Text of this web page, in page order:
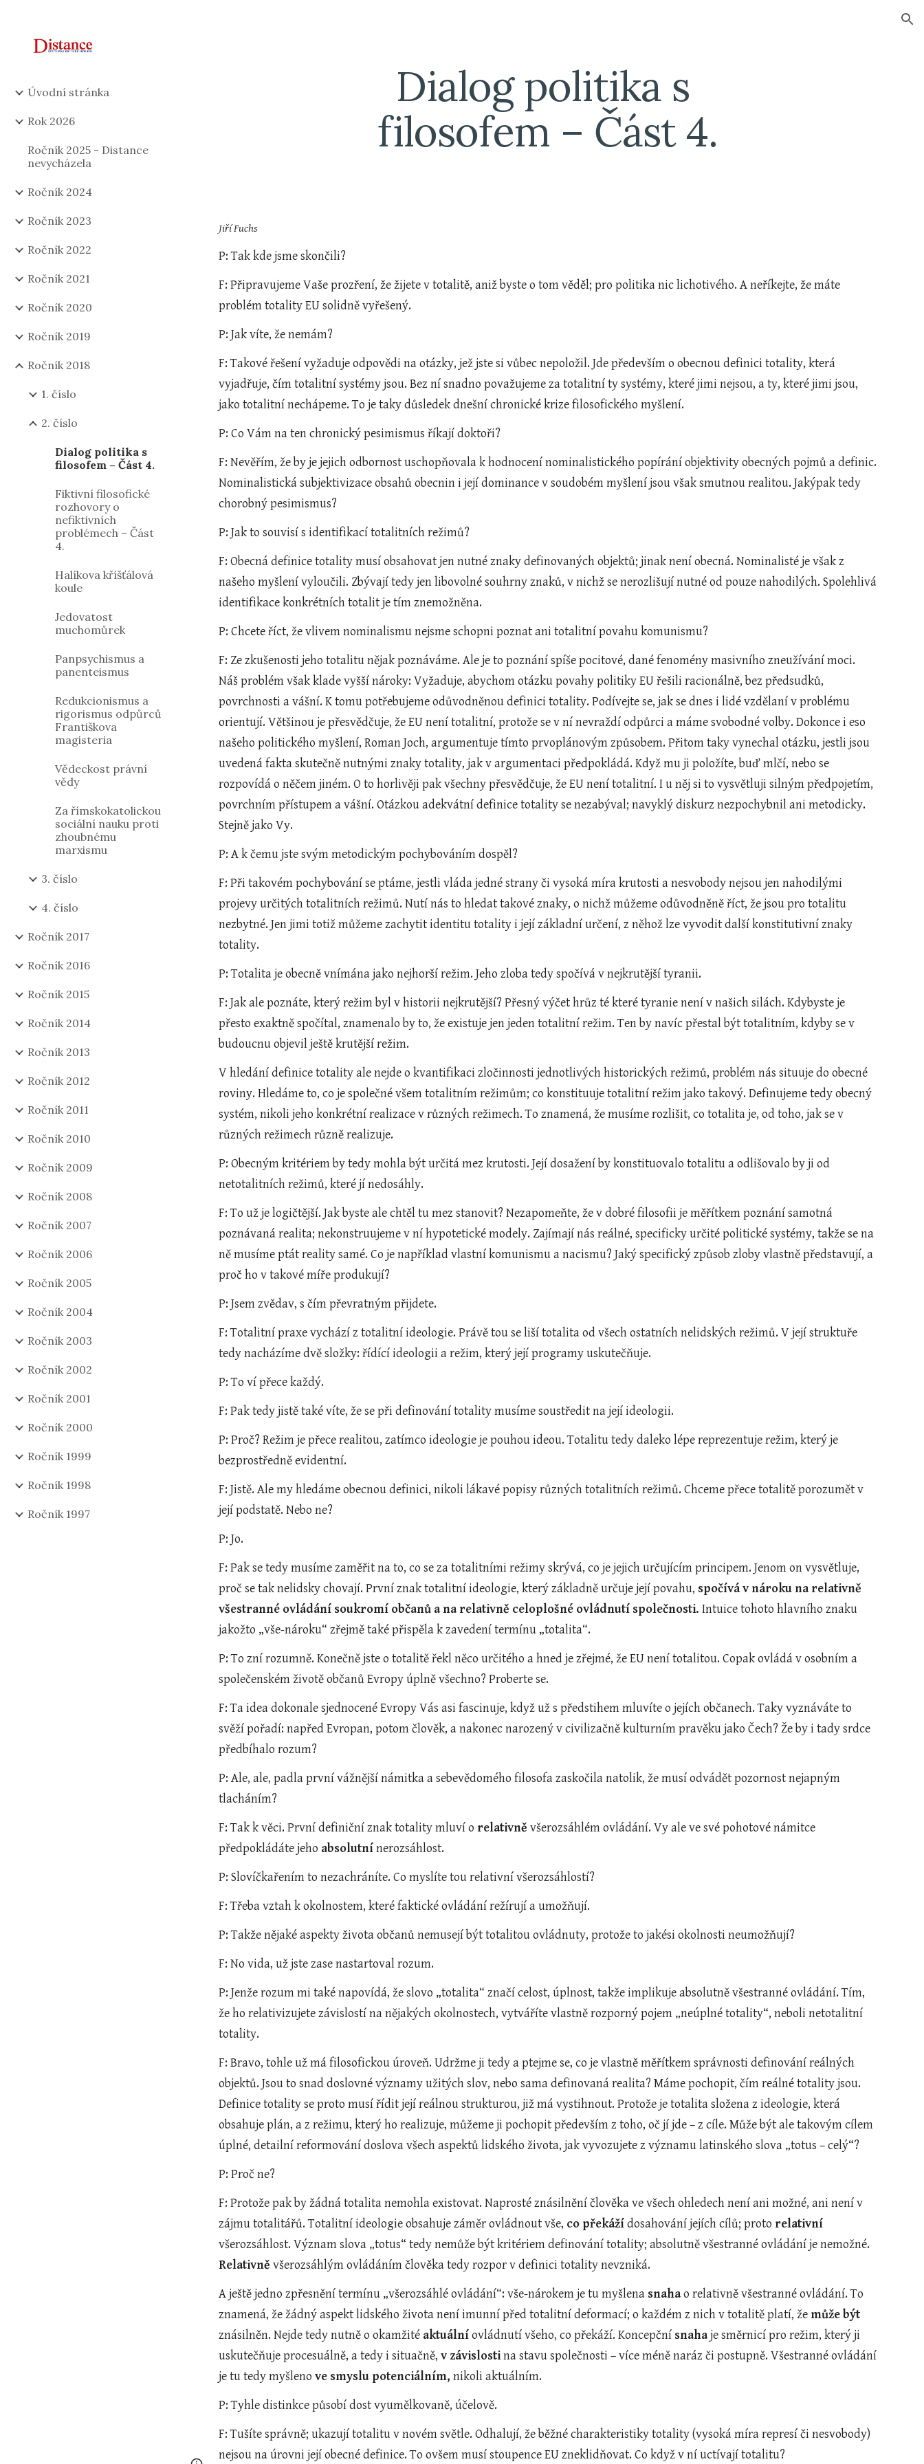
Úvodní stránka
Rok 2026
Ročník 2025 - Distance
nevycházela
Ročník 2024
Ročník 2023
Ročník 2022
Ročník 2021
Ročník 2020
Ročník 2019
Ročník 2018
1. číslo
2. číslo
Dialog politika s
filosofem – Část 4.
Fiktivní filosofické
rozhovory o
nefiktivních
problémech – Část
4.
Halíkova kříšťálová
koule
Jedovatost
muchomůrek
Panpsychismus a
panenteismus
Redukcionismus a
rigorismus odpůrců
Františkova
magisteria
Vědeckost právní
vědy
Za římskokatolickou
sociální nauku proti
zhoubnému
marxismu
3. číslo
4. číslo
Ročník 2017
Ročník 2016
Ročník 2015
Ročník 2014
Ročník 2013
Ročník 2012
Ročník 2011
Ročník 2010
Ročník 2009
Ročník 2008
Ročník 2007
Ročník 2006
Ročník 2005
Ročník 2004
Ročník 2003
Ročník 2002
Ročník 2001
Ročník 2000
Ročník 1999
Ročník 1998
Ročník 1997
Dialog politika s
filosofem – Část 4.
Jiří Fuchs
P: Tak kde jsme skončili?
F: Připravujeme Vaše prozření, že žijete v totalitě, aniž byste o tom věděl; pro politika nic lichotivého. A neříkejte, že máte
problém totality EU solidně vyřešený.
P: Jak víte, že nemám?
F: Takové řešení vyžaduje odpovědi na otázky, jež jste si vůbec nepoložil. Jde především o obecnou definici totality, která
vyjadřuje, čím totalitní systémy jsou. Bez ní snadno považujeme za totalitní ty systémy, které jimi nejsou, a ty, které jimi jsou,
jako totalitní nechápeme. To je taky důsledek dnešní chronické krize filosofického myšlení.
P: Co Vám na ten chronický pesimismus říkají doktoři?
F: Nevěřím, že by je jejich odbornost uschopňovala k hodnocení nominalistického popírání objektivity obecných pojmů a definic.
Nominalistická subjektivizace obsahů obecnin i její dominance v soudobém myšlení jsou však smutnou realitou. Jakýpak tedy
chorobný pesimismus?
P: Jak to souvisí s identifikací totalitních režimů?
F: Obecná definice totality musí obsahovat jen nutné znaky definovaných objektů; jinak není obecná. Nominalisté je však z
našeho myšlení vyloučili. Zbývají tedy jen libovolné souhrny znaků, v nichž se nerozlišují nutné od pouze nahodilých. Spolehlivá
identifikace konkrétních totalit je tím znemožněna.
P: Chcete říct, že vlivem nominalismu nejsme schopni poznat ani totalitní povahu komunismu?
F: Ze zkušenosti jeho totalitu nějak poznáváme. Ale je to poznání spíše pocitové, dané fenomény masivního zneužívání moci.
Náš problém však klade vyšší nároky: Vyžaduje, abychom otázku povahy politiky EU řešili racionálně, bez předsudků,
povrchnosti a vášní. K tomu potřebujeme odůvodněnou definici totality. Podívejte se, jak se dnes i lidé vzdělaní v problému
orientují. Většinou je přesvědčuje, že EU není totalitní, protože se v ní nevraždí odpůrci a máme svobodné volby. Dokonce i eso
našeho politického myšlení, Roman Joch, argumentuje tímto prvoplánovým způsobem. Přitom taky vynechal otázku, jestli jsou
uvedená fakta skutečně nutnými znaky totality, jak v argumentaci předpokládá. Když mu ji položíte, buď mlčí, nebo se
rozpovídá o něčem jiném. O to horlivěji pak všechny přesvědčuje, že EU není totalitní. I u něj si to vysvětluji silným předpojetím,
povrchním přístupem a vášní. Otázkou adekvátní definice totality se nezabýval; navyklý diskurz nezpochybnil ani metodicky.
Stejně jako Vy.
P: A k čemu jste svým metodickým pochybováním dospěl?
F: Při takovém pochybování se ptáme, jestli vláda jedné strany či vysoká míra krutosti a nesvobody nejsou jen nahodilými
projevy určitých totalitních režimů. Nutí nás to hledat takové znaky, o nichž můžeme odůvodněně říct, že jsou pro totalitu
nezbytné. Jen jimi totiž můžeme zachytit identitu totality i její základní určení, z něhož lze vyvodit další konstitutivní znaky
totality.
P: Totalita je obecně vnímána jako nejhorší režim. Jeho zloba tedy spočívá v nejkrutější tyranii.
F: Jak ale poznáte, který režim byl v historii nejkrutější? Přesný výčet hrůz té které tyranie není v našich silách. Kdybyste je
přesto exaktně spočítal, znamenalo by to, že existuje jen jeden totalitní režim. Ten by navíc přestal být totalitním, kdyby se v
budoucnu objevil ještě krutější režim.
V hledání definice totality ale nejde o kvantifikaci zločinnosti jednotlivých historických režimů, problém nás situuje do obecné
roviny. Hledáme to, co je společné všem totalitním režimům; co konstituuje totalitní režim jako takový. Definujeme tedy obecný
systém, nikoli jeho konkrétní realizace v různých režimech. To znamená, že musíme rozlišit, co totalita je, od toho, jak se v
různých režimech různě realizuje.
P: Obecným kritériem by tedy mohla být určitá mez krutosti. Její dosažení by konstituovalo totalitu a odlišovalo by ji od
netotalitních režimů, které jí nedosáhly.
F: To už je logičtější. Jak byste ale chtěl tu mez stanovit? Nezapomeňte, že v dobré filosofii je měřítkem poznání samotná
poznávaná realita; nekonstruujeme v ní hypotetické modely. Zajímají nás reálné, specificky určité politické systémy, takže se na
ně musíme ptát reality samé. Co je například vlastní komunismu a nacismu? Jaký specifický způsob zloby vlastně představují, a
proč ho v takové míře produkují?
P: Jsem zvědav, s čím převratným přijdete.
F: Totalitní praxe vychází z totalitní ideologie. Právě tou se liší totalita od všech ostatních nelidských režimů. V její struktuře
tedy nacházíme dvě složky: řídící ideologii a režim, který její programy uskutečňuje.
P: To ví přece každý.
F: Pak tedy jistě také víte, že se při definování totality musíme soustředit na její ideologii.
P: Proč? Režim je přece realitou, zatímco ideologie je pouhou ideou. Totalitu tedy daleko lépe reprezentuje režim, který je
bezprostředně evidentní.
F: Jistě. Ale my hledáme obecnou definici, nikoli lákavé popisy různých totalitních režimů. Chceme přece totalitě porozumět v
její podstatě. Nebo ne?
P: Jo.
F: Pak se tedy musíme zaměřit na to, co se za totalitními režimy skrývá, co je jejich určujícím principem. Jenom on vysvětluje,
proč se tak nelidsky chovají. První znak totalitní ideologie, který základně určuje její povahu, spočívá v nároku na relativně
všestranné ovládání soukromí občanů a na relativně celoplošné ovládnutí společnosti. Intuice tohoto hlavního znaku
jakožto „vše-nároku“ zřejmě také přispěla k zavedení termínu „totalita“.
P: To zní rozumně. Konečně jste o totalitě řekl něco určitého a hned je zřejmé, že EU není totalitou. Copak ovládá v osobním a
společenském životě občanů Evropy úplně všechno? Proberte se.
F: Ta idea dokonale sjednocené Evropy Vás asi fascinuje, když už s předstihem mluvíte o jejích občanech. Taky vyznáváte to
svěží pořadí: napřed Evropan, potom člověk, a nakonec narozený v civilizačně kulturním pravěku jako Čech? Že by i tady srdce
předbíhalo rozum?
P: Ale, ale, padla první vážnější námitka a sebevědomého filosofa zaskočila natolik, že musí odvádět pozornost nejapným
tlacháním?
F: Tak k věci. První definiční znak totality mluví o relativně všerozsáhlém ovládání. Vy ale ve své pohotové námitce
předpokládáte jeho absolutní nerozsáhlost.
P: Slovíčkařením to nezachráníte. Co myslíte tou relativní všerozsáhlostí?
F: Třeba vztah k okolnostem, které faktické ovládání režírují a umožňují.
P: Takže nějaké aspekty života občanů nemusejí být totalitou ovládnuty, protože to jakési okolnosti neumožňují?
F: No vida, už jste zase nastartoval rozum.
P: Jenže rozum mi také napovídá, že slovo „totalita“ značí celost, úplnost, takže implikuje absolutně všestranné ovládání. Tím,
že ho relativizujete závislostí na nějakých okolnostech, vytváříte vlastně rozporný pojem „neúplné totality“, neboli netotalitní
totality.
F: Bravo, tohle už má filosofickou úroveň. Udržme ji tedy a ptejme se, co je vlastně měřítkem správnosti definování reálných
objektů. Jsou to snad doslovné významy užitých slov, nebo sama definovaná realita? Máme pochopit, čím reálné totality jsou.
Definice totality se proto musí řídit její reálnou strukturou, již má vystihnout. Protože je totalita složena z ideologie, která
obsahuje plán, a z režimu, který ho realizuje, můžeme ji pochopit především z toho, oč jí jde – z cíle. Může být ale takovým cílem
úplné, detailní reformování doslova všech aspektů lidského života, jak vyvozujete z významu latinského slova „totus – celý“?
P: Proč ne?
F: Protože pak by žádná totalita nemohla existovat. Naprosté znásilnění člověka ve všech ohledech není ani možné, ani není v
zájmu totalitářů. Totalitní ideologie obsahuje záměr ovládnout vše, co překáží dosahování jejích cílů; proto relativní
Relativně všerozsáhlým ovládáním člověka tedy rozpor v definici totality nevzniká.
A ještě jedno zpřesnění termínu „všerozsáhlé ovládání“: vše-nárokem je tu myšlena snaha o relativně všestranné ovládání. To
znamená, že žádný aspekt lidského života není imunní před totalitní deformací; o každém z nich v totalitě platí, že může být
znásilněn. Nejde tedy nutně o okamžité aktuální ovládnutí všeho, co překáží. Koncepční snaha je směrnicí pro režim, který ji
uskutečňuje procesuálně, a tedy i situačně, v závislosti na stavu společnosti – více méně naráz či postupně. Všestranné ovládání
je tu tedy myšleno ve smyslu potenciálním, nikoli aktuálním.
P: Tyhle distinkce působí dost vyumělkovaně, účelově.
F: Tušíte správně; ukazují totalitu v novém světle. Odhalují, že běžné charakteristiky totality (vysoká míra represí či nesvobody)
nejsou na úrovni její obecné definice. To ovšem musí stoupence EU zneklidňovat. Co když v ní uctívají totalitu?